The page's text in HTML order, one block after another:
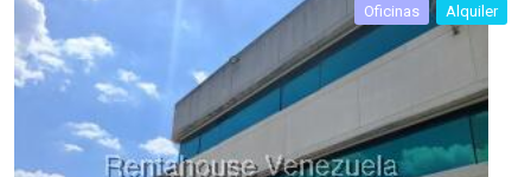
Oficinas Alquiler